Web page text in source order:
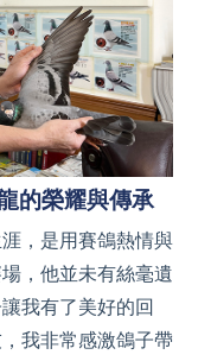
的榮耀與傳承
，是用賽鴿熱情與
，他並未有絲毫遺
我有了美好的回
我非常感激鴿子帶